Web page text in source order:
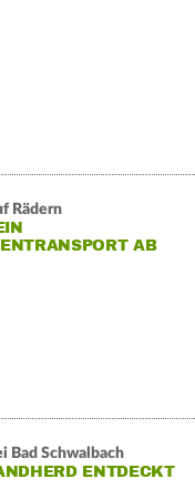
Rädern
AB
Bad Schwalbach
ENTDECKT